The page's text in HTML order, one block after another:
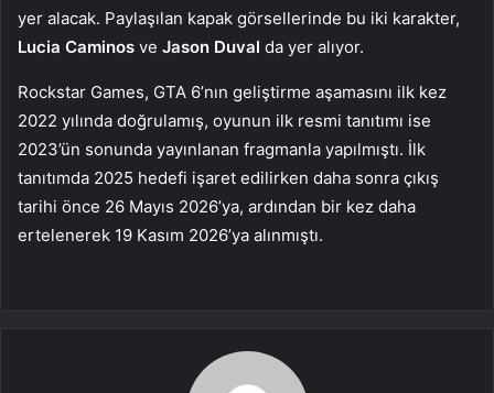
yer alacak. Paylaşılan kapak görsellerinde bu iki karakter,
Lucia Caminos ve Jason Duval da yer alıyor.
Rockstar Games, GTA 6’nın geliştirme aşamasını ilk kez
2022 yılında doğrulamış, oyunun ilk resmi tanıtımı ise
2023’ün sonunda yayınlanan fragmanla yapılmıştı. İlk
tanıtımda 2025 hedefi işaret edilirken daha sonra çıkış
tarihi önce 26 Mayıs 2026’ya, ardından bir kez daha
ertelenerek 19 Kasım 2026’ya alınmıştı.